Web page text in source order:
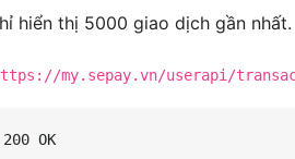
hiển thị 5000 giao dịch gần nhất.
my.sepay.vn/userapi/
OK